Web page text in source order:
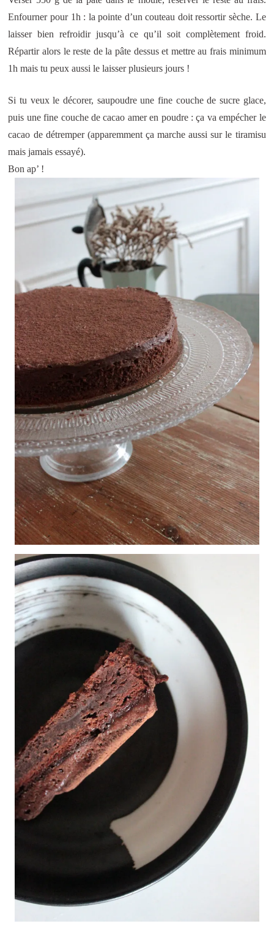
Enfourner pour 1h : la pointe d’un couteau doit ressortir sèche. Le
laisser bien refroidir jusqu’à ce qu’il soit complètement froid.
Répartir alors le reste de la pâte dessus et mettre au frais minimum
1h mais tu peux aussi le laisser plusieurs jours !
Si tu veux le décorer, saupoudre une fine couche de sucre glace,
puis une fine couche de cacao amer en poudre : ça va empécher le
cacao de détremper (apparemment ça marche aussi sur le tiramisu
mais jamais essayé).
Bon ap’ !